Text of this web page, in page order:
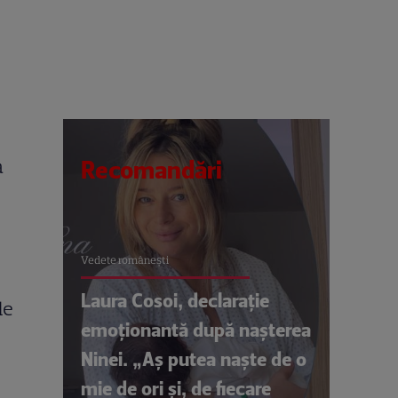
Recomandări
Vedete româneşti
Laura Cosoi, declarație
emoționantă după nașterea
Ninei. „Aș putea naște de o
mie de ori și, de fiecare